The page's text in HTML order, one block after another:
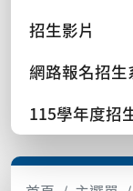
招生影片
網路報名招生
115學年度招